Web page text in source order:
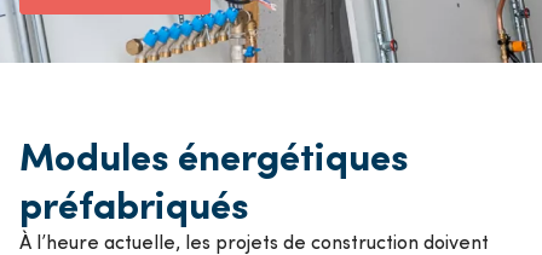
Modules énergétiques
préfabriqués
À l’heure actuelle, les projets de construction doivent